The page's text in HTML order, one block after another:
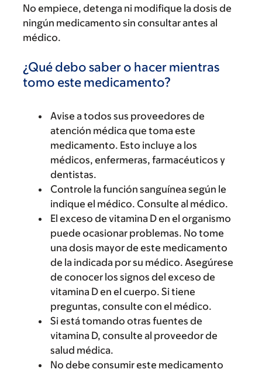
No empiece, detenga ni modifique la dosis de
ningún medicamento sin consultar antes al
médico.
¿Qué debo saber o hacer mientras
tomo este medicamento?
Avise a todos sus proveedores de
atención médica que toma este
medicamento. Esto incluye a los
médicos, enfermeras, farmacéuticos y
dentistas.
Controle la función sanguínea según le
indique el médico. Consulte al médico.
El exceso de vitamina D en el organismo
puede ocasionar problemas. No tome
una dosis mayor de este medicamento
de la indicada por su médico. Asegúrese
de conocer los signos del exceso de
vitamina D en el cuerpo. Si tiene
preguntas, consulte con el médico.
Si está tomando otras fuentes de
vitamina D, consulte al proveedor de
salud médica.
No debe consumir este medicamento